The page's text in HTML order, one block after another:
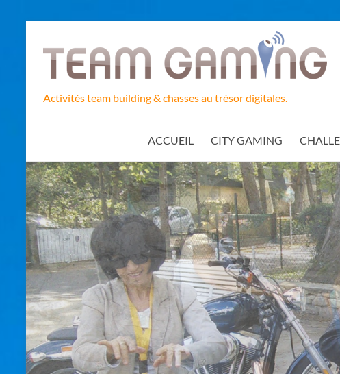
contenu
Activités team building & chasses au trésor digitales.
ACCUEIL CITY GAMING